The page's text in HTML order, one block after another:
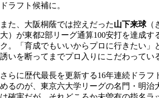
ドラフト候補に。
また、大阪桐蔭では控えだった山下来球（
大）が東都2部リーグ通算100安打を達成す
ク。「育成でもいいからプロに行きたい」
誘いを断ってまでプロ入りにこだわってい
さらに歴代最長を更新する16年連続ドラフ
めるのが、東京六大学リーグの名門・明治